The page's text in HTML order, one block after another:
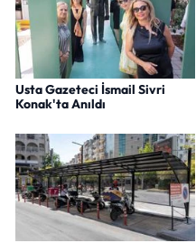
Usta Gazeteci İsmail Sivri
Konak'ta Anıldı